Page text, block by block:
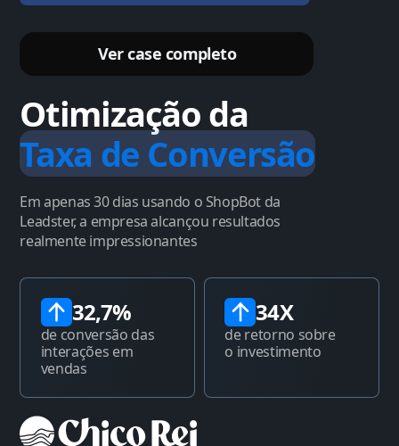
Ver case completo
Otimização da
Taxa de Conversão
Em apenas 30 dias usando o ShopBot da
Leadster, a empresa alcançou resultados
realmente impressionantes
32,7%
de conversão das
interações em
vendas
34X
de retorno sobre
o investimento